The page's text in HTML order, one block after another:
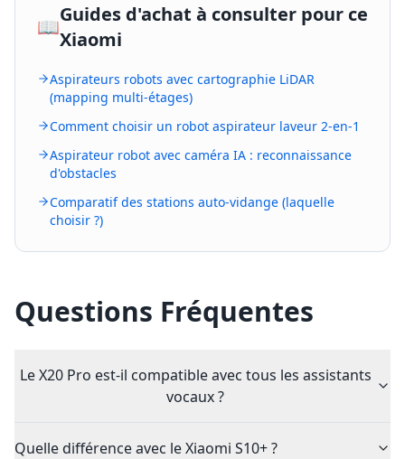
📖
Guides d'achat à consulter pour ce
Xiaomi
Aspirateurs robots avec cartographie LiDAR
(mapping multi-étages)
Comment choisir un robot aspirateur laveur 2-en-1
Aspirateur robot avec caméra IA : reconnaissance
d'obstacles
Comparatif des stations auto-vidange (laquelle
choisir ?)
Questions Fréquentes
Le X20 Pro est-il compatible avec tous les assistants
vocaux ?
Quelle différence avec le Xiaomi S10+ ?